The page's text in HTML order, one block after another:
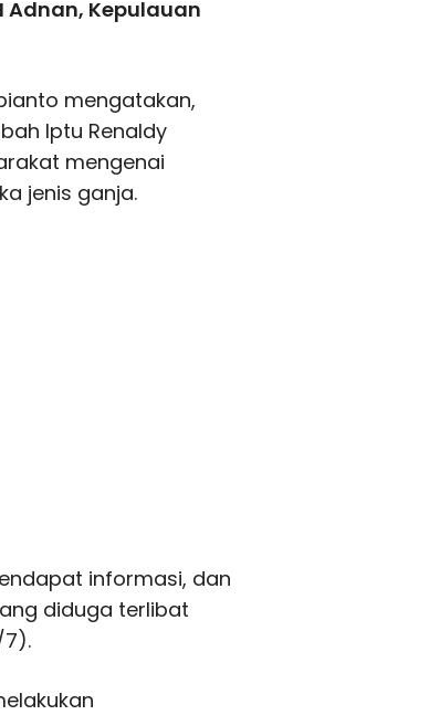
Kepulauan
mengatakan,
Iptu Renaldy
mengenai
jenis ganja.
informasi, dan
diduga terlibat
7).